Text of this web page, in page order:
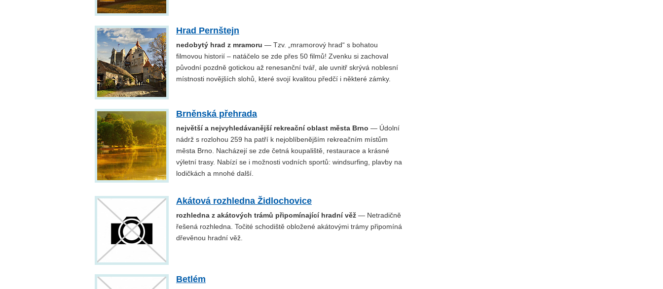
Hrad Pernštejn
nedobytý hrad z mramoru — Tzv. „mramorový hrad“ s bohatou
filmovou historií – natáčelo se zde přes 50 filmů! Zvenku si zachoval
původní pozdně gotickou až renesanční tvář, ale uvnitř skrývá noblesní
místnosti novějších slohů, které svojí kvalitou předčí i některé zámky.
Brněnská přehrada
největší a nejvyhledávanější rekreační oblast města Brno — Údolní
nádrž s rozlohou 259 ha patří k nejoblíbenějším rekreačním místům
města Brno. Nacházejí se zde četná koupaliště, restaurace a krásné
výletní trasy. Nabízí se i možnosti vodních sportů: windsurfing, plavby na
lodičkách a mnohé další.
Akátová rozhledna Židlochovice
rozhledna z akátových trámů připomínající hradní věž — Netradičně
řešená rozhledna. Točité schodiště obložené akátovými trámy připomíná
dřevěnou hradní věž.
Betlém